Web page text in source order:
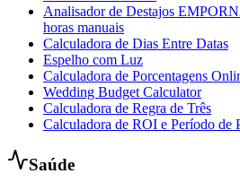
Analisador de Destajos
horas manuais
Calculadora de Dias Entre Datas
Espelho com Luz
Calculadora de Porcentagens
Wedding Budget Calculator
Calculadora de Regra de Três
Calculadora de ROI e Período de
Saúde